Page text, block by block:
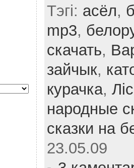
Тэгі: асёл,
mp3,
скачать,
зайчык,
курачка,
народные
сказки на
23.05.09